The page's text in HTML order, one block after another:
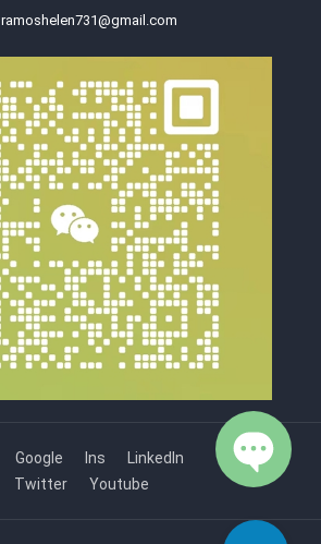
ramoshelen731@gmail.com
Google Ins
LinkedIn
Twitter Youtube